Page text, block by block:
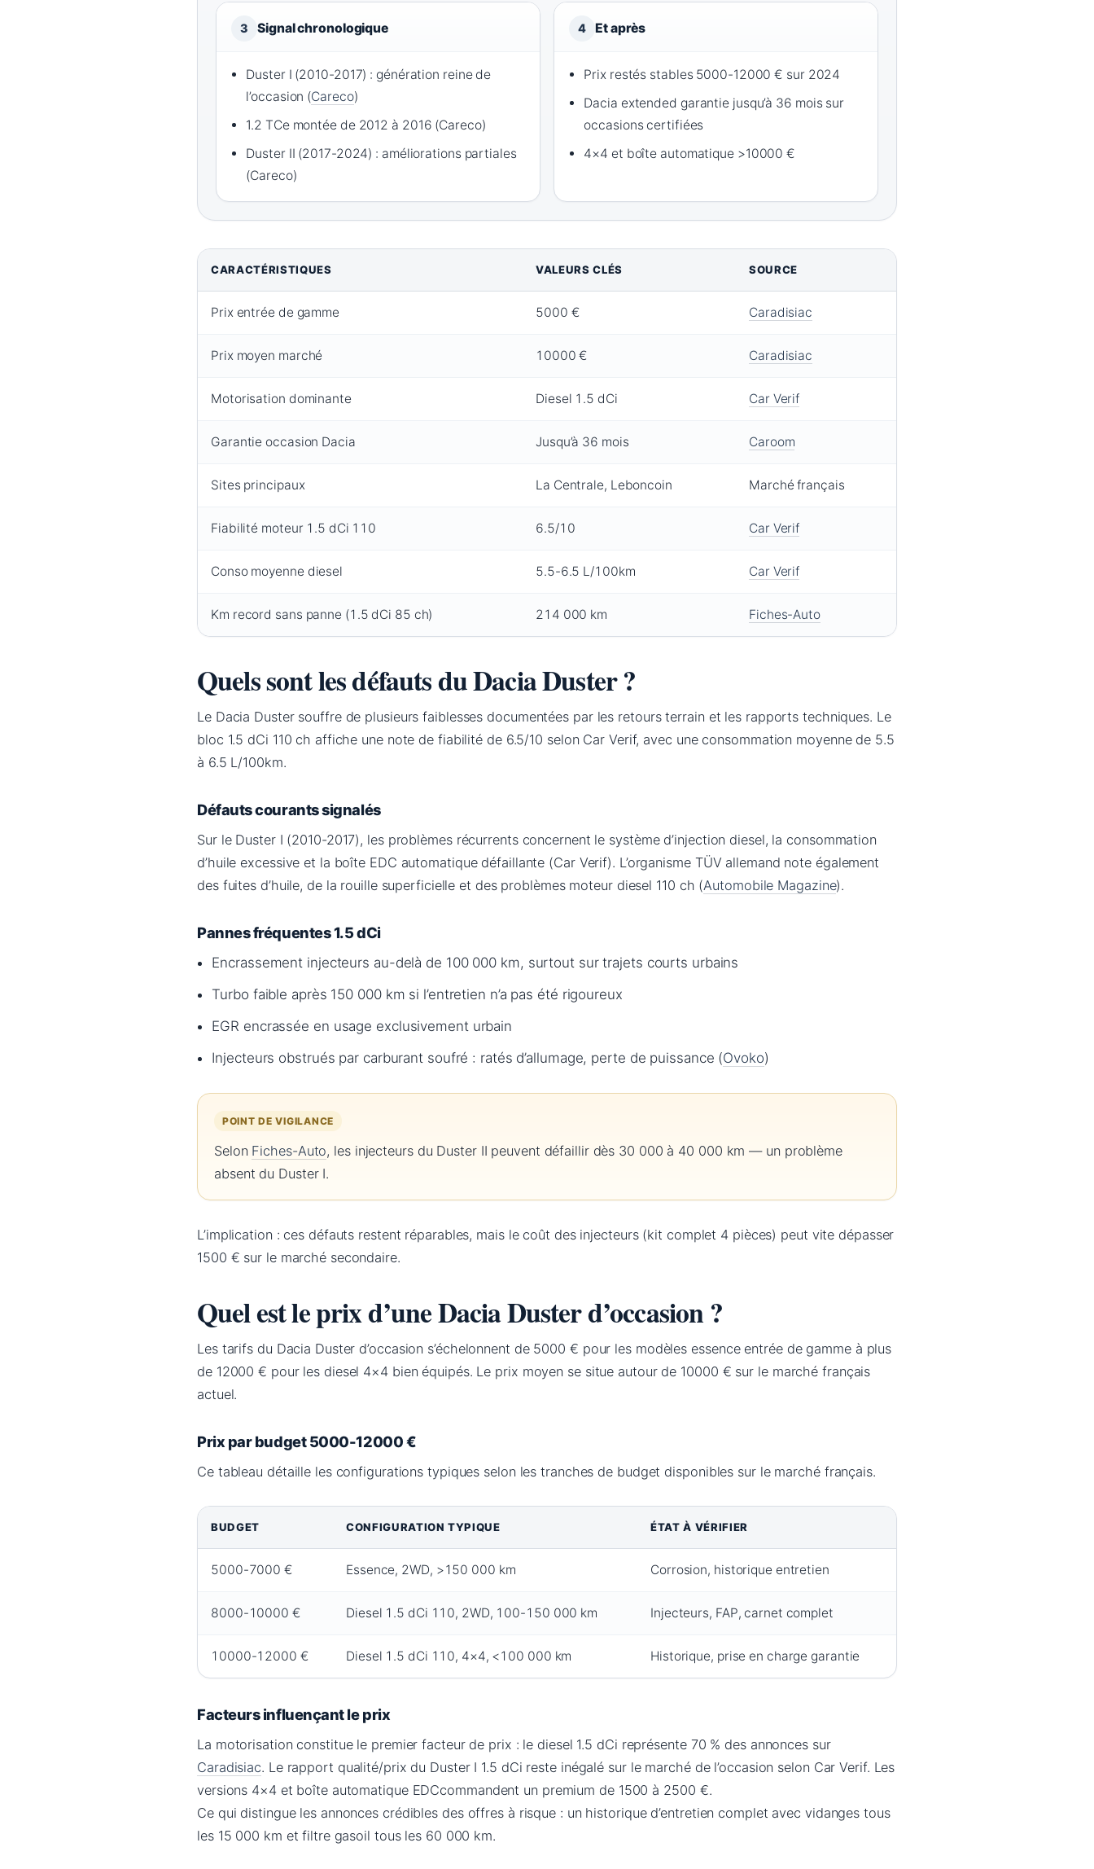
3 Signal chronologique
Duster I (2010-2017) : génération reine de
l’occasion (Careco)
1.2 TCe montée de 2012 à 2016 (Careco)
Duster II (2017-2024) : améliorations partiales
(Careco)
4 Et après
Prix restés stables 5000-12000 € sur 2024
Dacia extended garantie jusqu’à 36 mois sur
occasions certifiées
4×4 et boîte automatique >10000 €
CARACTÉRISTIQUES VALEURS CLÉS SOURCE
Prix entrée de gamme 5000 € Caradisiac
Prix moyen marché 10000 € Caradisiac
Motorisation dominante Diesel 1.5 dCi Car Verif
Garantie occasion Dacia Jusqu’à 36 mois Caroom
Sites principaux La Centrale, Leboncoin Marché français
Fiabilité moteur 1.5 dCi 110 6.5/10 Car Verif
Conso moyenne diesel 5.5-6.5 L/100km Car Verif
Km record sans panne (1.5 dCi 85 ch) 214 000 km Fiches-Auto
Quels sont les défauts du Dacia Duster ?
Le Dacia Duster souffre de plusieurs faiblesses documentées par les retours terrain et les rapports techniques. Le
bloc 1.5 dCi 110 ch affiche une note de fiabilité de 6.5/10 selon Car Verif, avec une consommation moyenne de 5.5
à 6.5 L/100km.
Défauts courants signalés
Sur le Duster I (2010-2017), les problèmes récurrents concernent le système d’injection diesel, la consommation
d’huile excessive et la boîte EDC automatique défaillante (Car Verif). L’organisme TÜV allemand note également
des fuites d’huile, de la rouille superficielle et des problèmes moteur diesel 110 ch (Automobile Magazine).
Pannes fréquentes 1.5 dCi
Encrassement injecteurs au-delà de 100 000 km, surtout sur trajets courts urbains
Turbo faible après 150 000 km si l’entretien n’a pas été rigoureux
EGR encrassée en usage exclusivement urbain
Injecteurs obstrués par carburant soufré : ratés d’allumage, perte de puissance (Ovoko)
POINT DE VIGILANCE
Selon Fiches-Auto, les injecteurs du Duster II peuvent défaillir dès 30 000 à 40 000 km — un problème
absent du Duster I.
L’implication : ces défauts restent réparables, mais le coût des injecteurs (kit complet 4 pièces) peut vite dépasser
1500 € sur le marché secondaire.
Quel est le prix d’une Dacia Duster d’occasion ?
Les tarifs du Dacia Duster d’occasion s’échelonnent de 5000 € pour les modèles essence entrée de gamme à plus
de 12000 € pour les diesel 4×4 bien équipés. Le prix moyen se situe autour de 10000 € sur le marché français
actuel.
Prix par budget 5000-12000 €
Ce tableau détaille les configurations typiques selon les tranches de budget disponibles sur le marché français.
BUDGET CONFIGURATION TYPIQUE ÉTAT À VÉRIFIER
5000-7000 € Essence, 2WD, >150 000 km Corrosion, historique entretien
8000-10000 € Diesel 1.5 dCi 110, 2WD, 100-150 000 km Injecteurs, FAP, carnet complet
10000-12000 € Diesel 1.5 dCi 110, 4×4, <100 000 km Historique, prise en charge garantie
Facteurs influençant le prix
La motorisation constitue le premier facteur de prix : le diesel 1.5 dCi représente 70 % des annonces sur
Caradisiac. Le rapport qualité/prix du Duster I 1.5 dCi reste inégalé sur le marché de l’occasion selon Car Verif. Les
versions 4×4 et boîte automatique EDCcommandent un premium de 1500 à 2500 €.
Ce qui distingue les annonces crédibles des offres à risque : un historique d’entretien complet avec vidanges tous
les 15 000 km et filtre gasoil tous les 60 000 km.